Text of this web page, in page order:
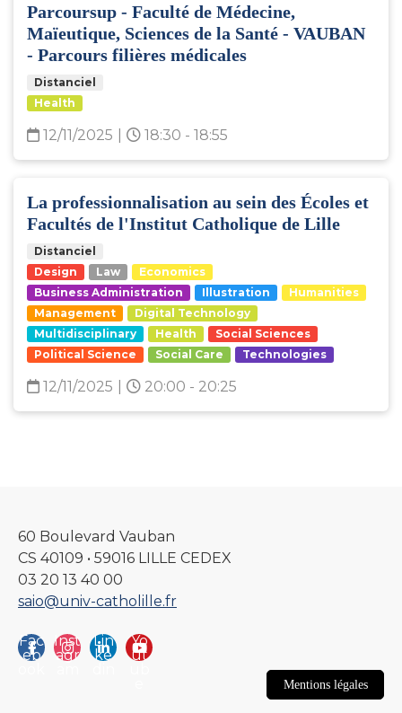
Parcoursup - Faculté de Médecine,
Maïeutique, Sciences de la Santé - VAUBAN
- Parcours filières médicales
Distanciel
Health
12/11/2025 18:30 - 18:55
La professionnalisation au sein des Écoles et
Facultés de l'Institut Catholique de Lille
Distanciel
Design
Law
Economics
Business Administration
Illustration
Humanities
Management
Digital Technology
Multidisciplinary
Health
Social Sciences
Political Science
Social Care Technologies
12/11/2025 20:00 - 20:25
60 Boulevard Vauban
CS 40109 • 59016 LILLE CEDEX
03 20 13 40 00
saio@univ-catholille.fr
Fac
eb
Inst
agr
Lin
ke
Yo
ut
Mentions légales